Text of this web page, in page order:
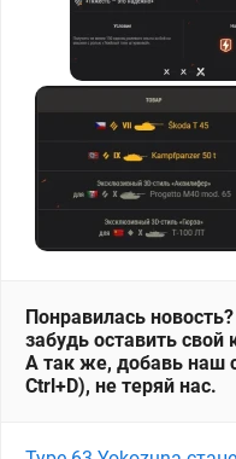
Понравилась
забудь оставить
А так же, добавь наш
Ctrl+D), не теряй нас.